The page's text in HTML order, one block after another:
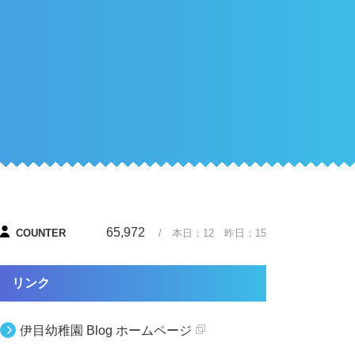
COUNTER 65,972 / 本日： 12 昨日： 15
リンク
伊目幼稚園 Blog ホームページ